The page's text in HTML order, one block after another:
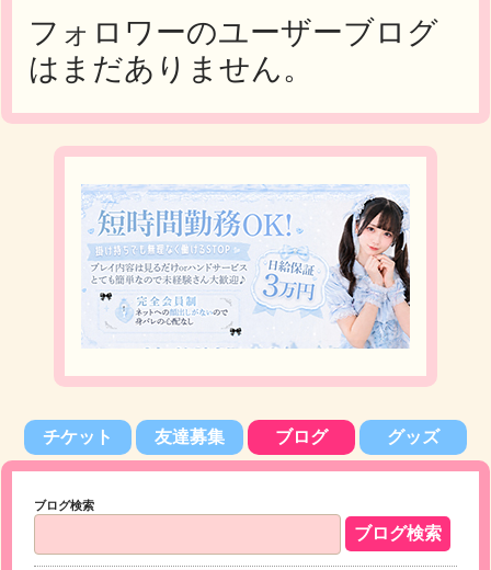
フォロワーのユーザーブログ
はまだありません。
チケット 友達募集 ブログ グッズ
ブログ検索